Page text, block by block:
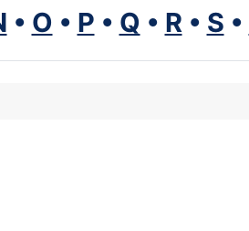
• O • P • Q • R• S •